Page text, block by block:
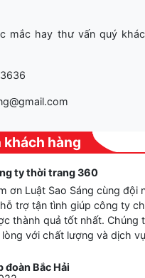
mắc hay thư vấn quý
khách hàng
ty thời trang 360
ơn Luật Sao Sáng cùng đội
trợ tận tình giúp công ty
thành quả tốt nhất. Chúng
lòng với chất lượng và dịch
đoàn Bắc Hải